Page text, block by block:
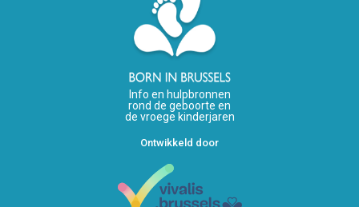
Info en hulpbronnen
rond de geboorte en
de vroege kinderjaren
Ontwikkeld door